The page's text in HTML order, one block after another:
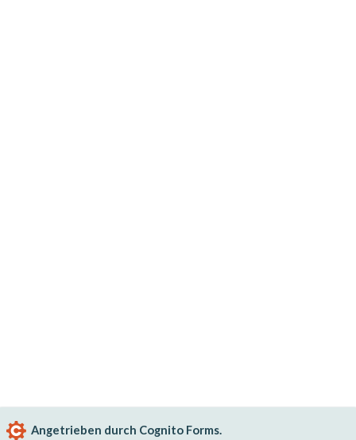
Angetrieben durch Cognito Forms.